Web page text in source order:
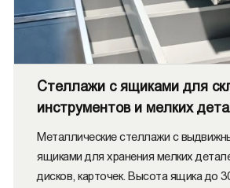
Стеллажи с ящиками для
инструментов и мелких
Металлические стеллажи с
ящиками для хранения мелких
дисков, карточек. Высота ящика до